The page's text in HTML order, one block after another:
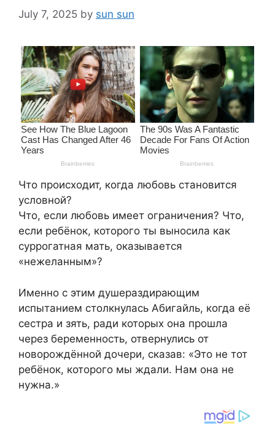
July 7, 2025 by sun sun
Что происходит, когда любовь становится
условной?
Что, если любовь имеет ограничения? Что,
если ребёнок, которого ты выносила как
суррогатная мать, оказывается
«нежеланным»?
Именно с этим душераздирающим
испытанием столкнулась Абигайль, когда её
сестра и зять, ради которых она прошла
через беременность, отвернулись от
новорождённой дочери, сказав: «Это не тот
ребёнок, которого мы ждали. Нам она не
нужна.»